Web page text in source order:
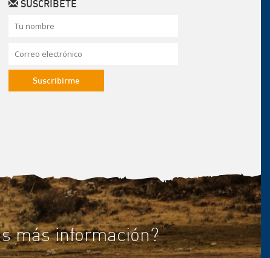
SUSCRÍBETE
más información?